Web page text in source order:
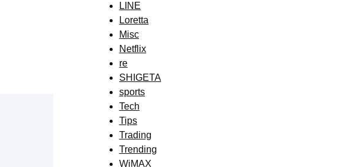
LINE
Loretta
Misc
Netflix
re
SHIGETA
sports
Tech
Tips
Trading
Trending
WiMAX